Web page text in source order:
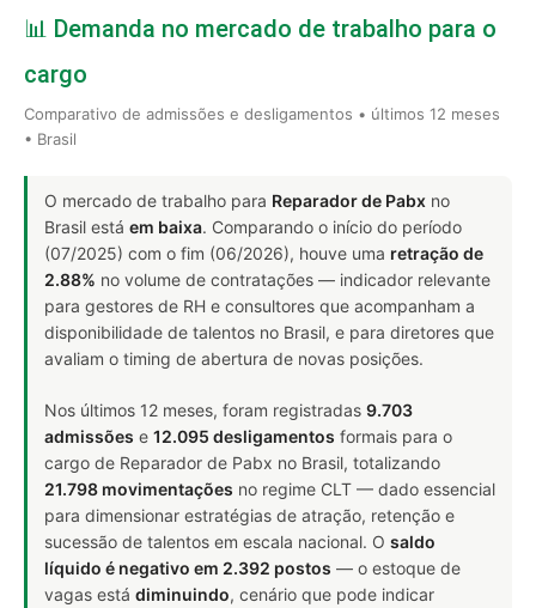
📊 Demanda no mercado de trabalho para o
cargo
Comparativo de admissões e desligamentos • últimos 12 meses
• Brasil
O mercado de trabalho para Reparador de Pabx no
Brasil está em baixa. Comparando o início do período
(07/2025) com o fim (06/2026), houve uma retração de
2.88% no volume de contratações — indicador relevante
para gestores de RH e consultores que acompanham a
disponibilidade de talentos no Brasil, e para diretores que
avaliam o timing de abertura de novas posições.
Nos últimos 12 meses, foram registradas 9.703
admissões e 12.095 desligamentos formais para o
cargo de Reparador de Pabx no Brasil, totalizando
21.798 movimentações no regime CLT — dado essencial
para dimensionar estratégias de atração, retenção e
sucessão de talentos em escala nacional. O saldo
líquido é negativo em 2.392 postos — o estoque de
vagas está diminuindo, cenário que pode indicar